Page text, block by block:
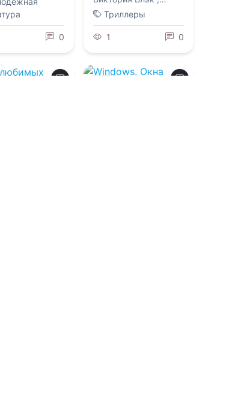
0
Влада Владимировна
Мишина ,
Дана Делон
,
Триллеры
1 0